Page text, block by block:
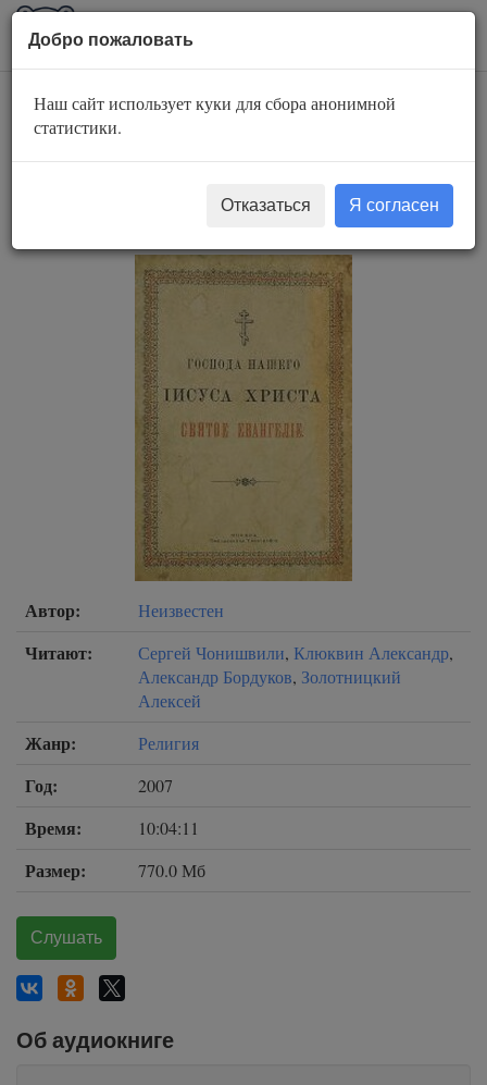
AuBook.org
Евангелие от
Матфея, от Марка,
от Луки, от Иоанна
Автор: Неизвестен
Читают: Сергей Чонишвили, Клюквин Александр,
Александр Бордуков, Золотницкий
Алексей
Жанр: Религия
Год: 2007
Время: 10:04:11
Размер: 770.0 Мб
Слушать
Об аудиокниге
Добро пожаловать
Наш сайт использует куки для сбора анонимной
статистики.
Отказаться Я согласен